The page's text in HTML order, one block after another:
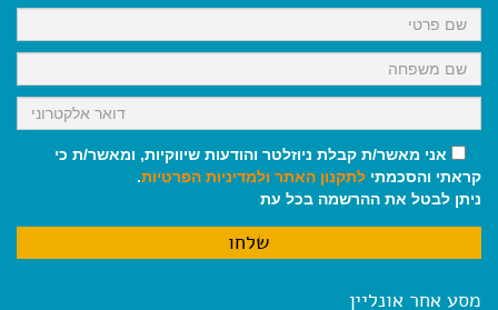
k
p
m
אני מאשר/ת קבלת ניוזלטר והודעות שיווקיות, ומאשר/ת כי
קראתי והסכמתי לתקנון האתר ולמדיניות הפרטיות.
ניתן לבטל את ההרשמה בכל עת
מסע אחר אונליין